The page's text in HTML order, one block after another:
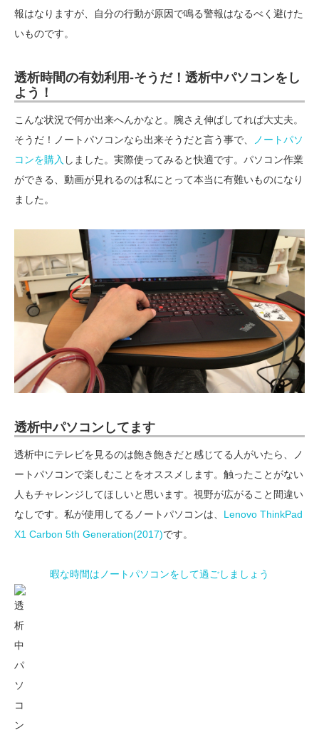
報はなりますが、自分の行動が原因で鳴る警報はなるべく避けた
いものです。
透析時間の有効利用-そうだ！透析中パソコンをし
よう！
こんな状況で何か出来へんかなと。腕さえ伸ばしてれば大丈夫。
そうだ！ノートパソコンなら出来そうだと言う事で、
ノートパソ
コンを購入 しました。実際使ってみると快適です。パソコン作業
ができる、動画が見れるのは私にとって本当に有難いものになり
ました。
透析中パソコンしてます
透析中にテレビを見るのは飽き飽きだと感じてる人がいたら、ノ
ートパソコンで楽しむことをオススメします。触ったことがない
人もチャレンジしてほしいと思います。視野が広がること間違い
なしです。私が使用してるノートパソコンは、 Lenovo ThinkPad
X1 Carbon 5th Generation(2017)です。
暇な時間はノートパソコンをして過ごしましょう